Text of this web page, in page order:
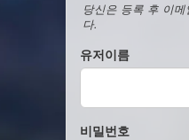
당신은 등록 후 이
다.
유저이름
비밀번호